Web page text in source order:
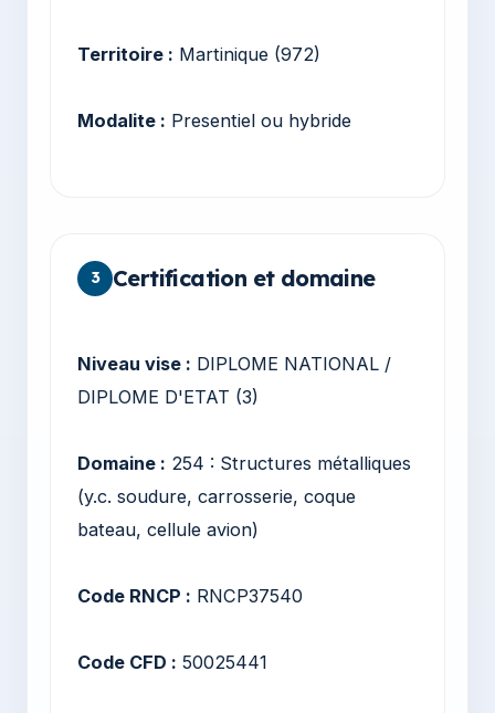
Territoire : Martinique (972)
Modalite : Presentiel ou hybride
3 Certification et domaine
Niveau vise : DIPLOME NATIONAL /
DIPLOME D'ETAT (3)
Domaine : 254 : Structures métalliques
(y.c. soudure, carrosserie, coque
bateau, cellule avion)
Code RNCP : RNCP37540
Code CFD : 50025441